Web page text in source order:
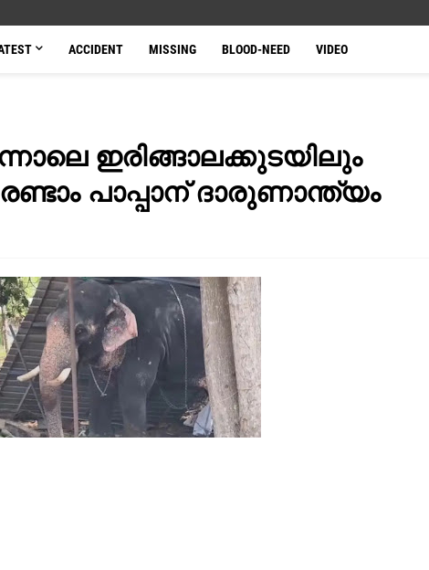
ACCIDENT MISSING BLOOD-NEED VIDEO
ഇരിങ്ങാലക്കുടയിലും
പാപ്പാന് ദാരുണാന്ത്യം